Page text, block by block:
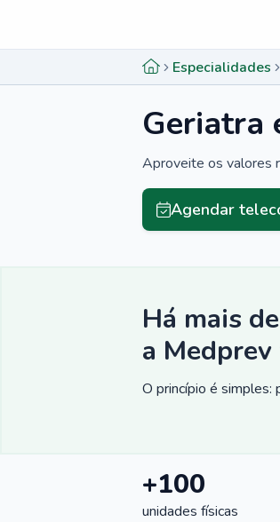
Especialidades
Geriatra
Aproveite os valores
Agendar
Há mais
a
O princípio é simples:
+100
unidades físicas